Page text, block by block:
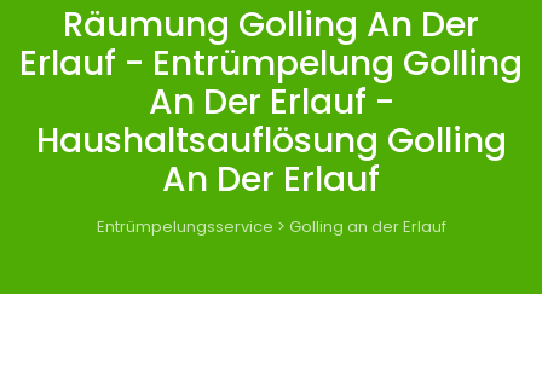
Räumung Golling An Der
Erlauf - Entrümpelung Golling
An Der Erlauf -
Haushaltsauflösung Golling
An Der Erlauf
Entrümpelungsservice > Golling an der Erlauf